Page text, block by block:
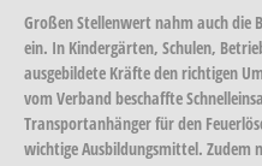
Großen Stellenwert nahm auch die
ein. In Kindergärten, Schulen,
ausgebildete Kräfte den richtigen
vom Verband beschaffte
Transportanhänger für den
wichtige Ausbildungsmittel. Zudem